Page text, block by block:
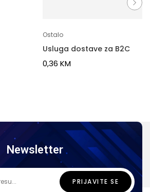
Ostalo
Usluga dostave za B2C
0,36 KM
Newsletter